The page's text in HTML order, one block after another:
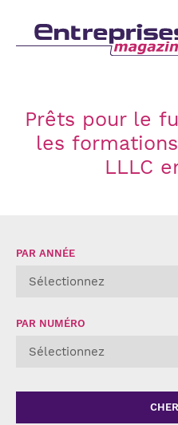
Prêts pour le
les
LLLC
PAR ANNÉE
PAR NUMÉRO